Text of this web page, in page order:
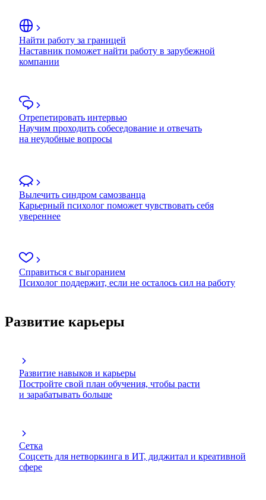
Найти работу за границей
Наставник поможет найти работу в зарубежной
компании
Отрепетировать интервью
Научим проходить собеседование и отвечать
на неудобные вопросы
Вылечить синдром самозванца
Карьерный психолог поможет чувствовать себя
увереннее
Справиться с выгоранием
Психолог поддержит, если не осталось сил на работу
Развитие карьеры
Развитие навыков и карьеры
Постройте свой план обучения, чтобы расти
и зарабатывать больше
Сетка
Соцсеть для нетворкинга в ИТ, диджитал и креативной
сфере